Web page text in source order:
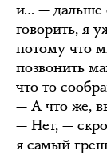
и… — дальше
говорить, я
потому что
позвонить
что-то
— А что же,
— Нет, —
я самый